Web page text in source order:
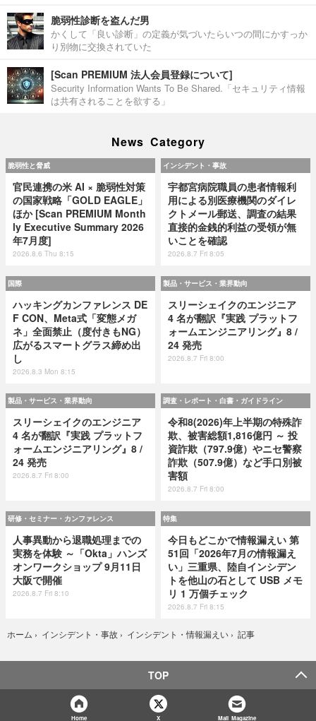
脆弱性診断を盗んだ男
かくして「良い診断」の定義が気づいたらいつの間にかすっか
り別物に交換されていた
[Scan PREMIUM 法人会員登録について]
Security Information Wants To Be Shared.「セキュリティ情報
は共有されることを欲する」
News Category
脆弱性と脅威
官民連携の米 AI × 脆弱性対策
の国家戦略「GOLD EAGLE」
ほか [Scan PREMIUM Month
ly Executive Summary 2026
年7月度]
2026.8.6 Thu 8:15
インシデント・事故
宇都宮病院職員の患者情報利
用による別医療機関のダイレ
クトメール郵送、調査の結果
直接的金銭的利益の受領が無
いことを確認
2026.8.7 Fri 8:05
国際
ハッキングカンファレンス DE
F CON、Meta式「変態メガ
ネ」全面禁止（度付きもNG）
広がるスマートグラス締め出
し
2026.8.3 Mon 8:15
製品・サービス・業界動向
スリーシェイクのエンジニア
4 名が翻訳『実践 プラットフ
ォームエンジニアリング』8 /
24 発売
2026.8.7 Fri 8:00
製品・サービス・業界動向
スリーシェイクのエンジニア
4 名が翻訳『実践 プラットフ
ォームエンジニアリング』8 /
24 発売
2026.8.7 Fri 8:00
調査・レポート・白書・ガイドライン
令和8(2026)年上半期の特殊詐
欺、被害総額1,816億円 ～ 投
資詐欺（797.9億）やニセ警察
詐欺（507.9億）など手口別被
害額
2026.8.7 Fri 8:00
研修・セミナー・カンファレンス
人事異動から退職処理までの
実務を体験 ～「Okta」ハンズ
オンワークショップ 9月11日
大阪で開催
2026.8.7 Fri 8:10
特集
今日もどこかで情報漏えい 第
51回「2026年7月の情報漏え
い」三重県、陸自インシデン
トを他山の石として USB メモ
リ 1 万個チェック
2026.8.7 Fri 8:15
ホーム › インシデント・事故 › インシデント・情報漏えい › 記事
TOP
Home X Mail Magazine